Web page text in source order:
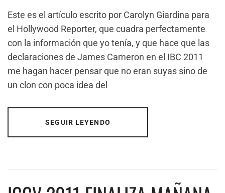
Este es el artículo escrito por Carolyn Giardina para
el Hollywood Reporter, que cuadra perfectamente
con la información que yo tenía, y que hace que las
declaraciones de James Cameron en el IBC 2011
me hagan hacer pensar que no eran suyas sino de
un clon con poca idea del
SEGUIR LEYENDO